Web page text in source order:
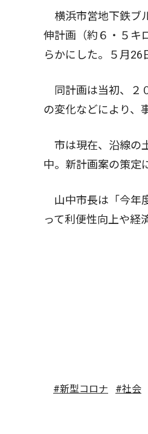
横浜市営地下鉄ブ
伸計画（約６・５キ
らかにした。５月26
同計画は当初、２
の変化などにより、
市は現在、沿線の
中。新計画案の策定
山中市長は「今年
って利便性向上や経
#新型コロナ #社会